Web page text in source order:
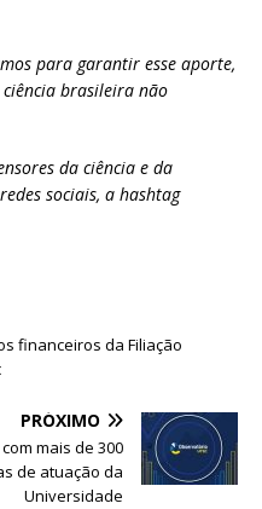
para garantir esse aporte,
brasileira não
da ciência e da
sociais, a hashtag
financeiros da Filiação
PRÓXIMO
mais de 300
de atuação da
Universidade